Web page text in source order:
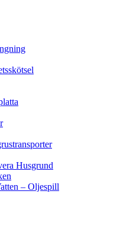
Husgrund
– Oljespill